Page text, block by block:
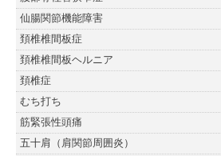
仙腸関節機能障害
頚椎椎間板症
頚椎椎間板ヘルニア
頚椎症
むち打ち
筋緊張性頭痛
五十肩（肩関節周囲炎）